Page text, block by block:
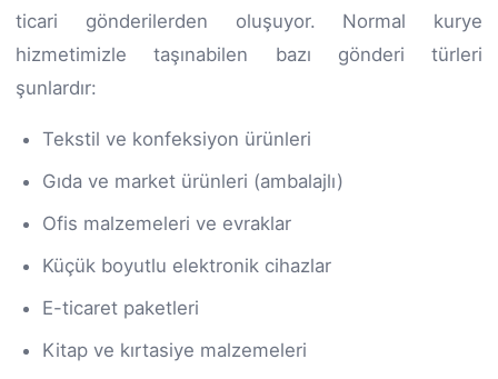
ticari gönderilerden oluşuyor. Normal kurye
hizmetimizle taşınabilen bazı gönderi türleri
şunlardır:
Tekstil ve konfeksiyon ürünleri
Gıda ve market ürünleri (ambalajlı)
Ofis malzemeleri ve evraklar
Küçük boyutlu elektronik cihazlar
E-ticaret paketleri
Kitap ve kırtasiye malzemeleri